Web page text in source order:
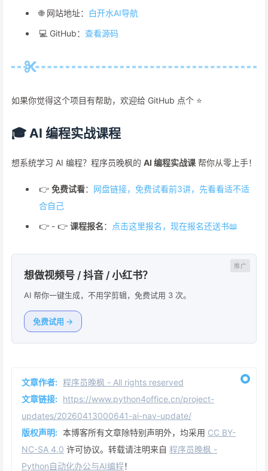
🌐 网站地址：
白开水AI导航
💻 GitHub： 查看源码
如果你觉得这个项目有帮助，欢迎给 GitHub 点个 ⭐
🎓 AI 编程实战课程
想系统学习 AI 编程？程序员晚枫的 AI 编程实战课 帮你从零上手！
👉 免费试看： 网盘链接，免费试看前3讲，先看看适不适
合自己
👉 - 👉 课程报名： 点击这里报名，现在报名还送书📖
想做视频号 / 抖音 / 小红书？
AI 帮你一键生成，不用学剪辑，免费试用 3 次。
免费试用 →
文章作者: 程序员晚枫 - All rights reserved
文章链接: https://www.python4office.cn/project-
updates/20260413000641-ai-nav-update/
版权声明: 本博客所有文章除特别声明外，均采用 CC BY-
NC-SA 4.0 许可协议。转载请注明来自 程序员晚枫 -
Python自动化办公与AI编程！